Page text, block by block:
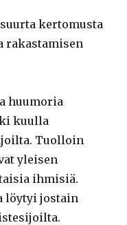
suurta kertomusta
rakastamisen
huumoria
kuulla
Tuolloin
yleisen
ihmisiä.
löytyi jostain